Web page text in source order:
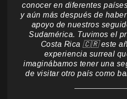
conocer en diferentes
y aún más después de
apoyo de nuestros
Sudamérica. Tuvimos el
Costa Rica 🇨🇷 este
experiencia surreal
imaginábamos tener una
de visitar otro país como